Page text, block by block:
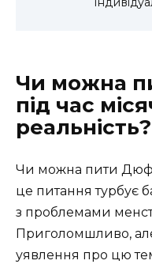
Чи можна
під час
реальність?
Чи можна пити
це питання турбує
з проблемами
Приголомшливо,
уявлення про цю